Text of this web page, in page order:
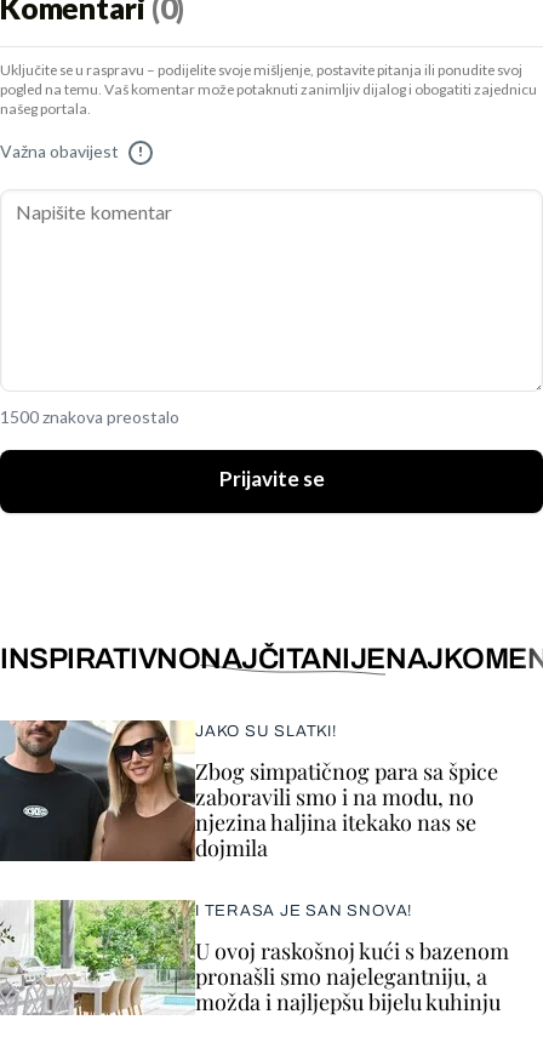
Komentari (0)
Uključite se u raspravu – podijelite svoje mišljenje, postavite pitanja ili ponudite svoj
pogled na temu. Vaš komentar može potaknuti zanimljiv dijalog i obogatiti zajednicu
našeg portala.
Važna obavijest !
1500 znakova preostalo
Prijavite se
INSPIRATIVNONAJČITANIJE
JAKO SU SLATKI!
Zbog simpatičnog para sa špice
zaboravili smo i na modu, no
njezina haljina itekako nas se
dojmila
I TERASA JE SAN SNOVA!
U ovoj raskošnoj kući s bazenom
pronašli smo najelegantniju, a
možda i najljepšu bijelu kuhinju